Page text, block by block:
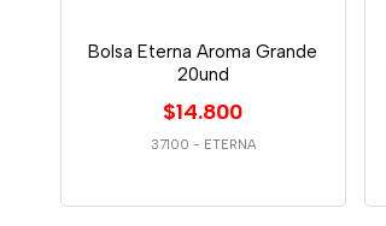
Bolsa Eterna Aroma Grande
20und
$14.800
37100 - ETERNA